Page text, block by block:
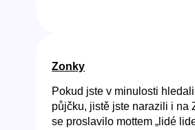
Zonky
Pokud jste v minulosti
půjčku, jistě jste narazili i na
se proslavilo mottem „lidé